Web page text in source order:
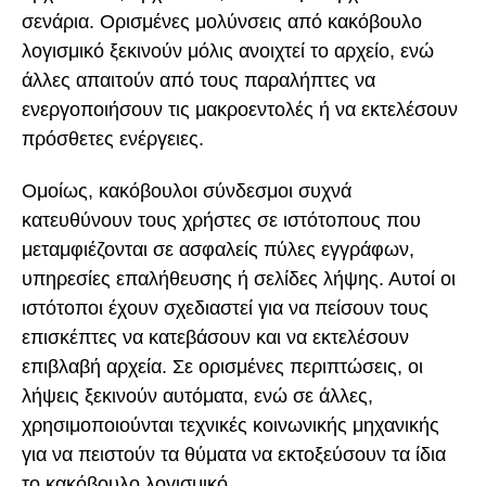
σενάρια. Ορισμένες μολύνσεις από κακόβουλο
λογισμικό ξεκινούν μόλις ανοιχτεί το αρχείο, ενώ
άλλες απαιτούν από τους παραλήπτες να
ενεργοποιήσουν τις μακροεντολές ή να εκτελέσουν
πρόσθετες ενέργειες.
Ομοίως, κακόβουλοι σύνδεσμοι συχνά
κατευθύνουν τους χρήστες σε ιστότοπους που
μεταμφιέζονται σε ασφαλείς πύλες εγγράφων,
υπηρεσίες επαλήθευσης ή σελίδες λήψης. Αυτοί οι
ιστότοποι έχουν σχεδιαστεί για να πείσουν τους
επισκέπτες να κατεβάσουν και να εκτελέσουν
επιβλαβή αρχεία. Σε ορισμένες περιπτώσεις, οι
λήψεις ξεκινούν αυτόματα, ενώ σε άλλες,
χρησιμοποιούνται τεχνικές κοινωνικής μηχανικής
για να πειστούν τα θύματα να εκτοξεύσουν τα ίδια